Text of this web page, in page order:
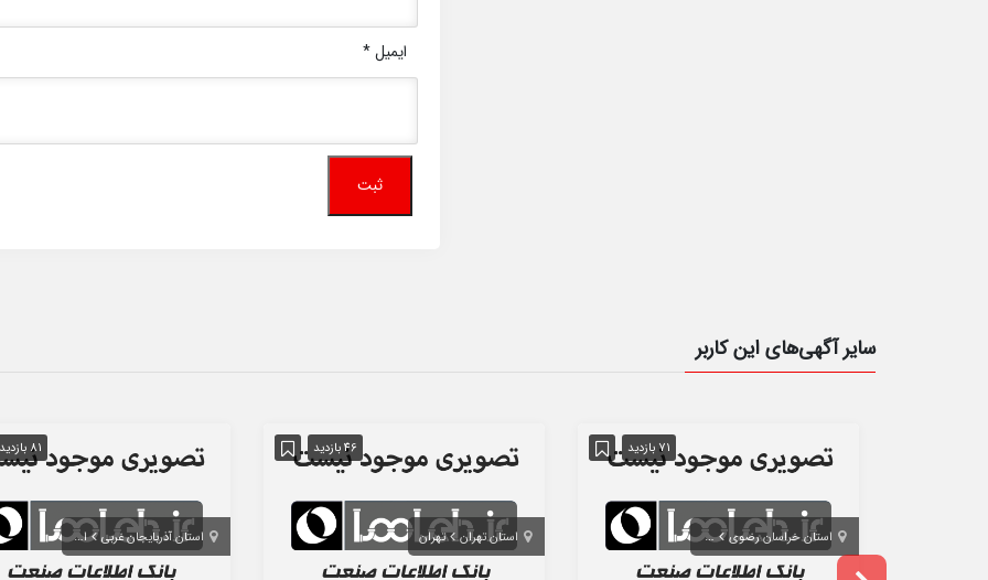
ایمیل*
سایر آگهی‌های این کاربر
71 بازدید
استان خراسان رضوی مشهد
46 بازدید
استان تهران تهران
81 بازدید
استان آذربایجان غربی ارومیه